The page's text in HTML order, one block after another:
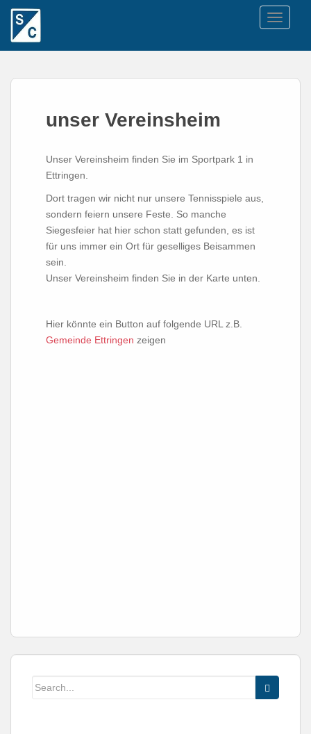
unser Vereinsheim
Unser Vereinsheim finden Sie im Sportpark 1 in
Ettringen.
Dort tragen wir nicht nur unsere Tennisspiele aus,
sondern feiern unsere Feste. So manche
Siegesfeier hat hier schon statt gefunden, es ist
für uns immer ein Ort für geselliges Beisammen
sein.
Unser Vereinsheim finden Sie in der Karte unten.
Hier könnte ein Button auf folgende URL z.B.
Gemeinde Ettringen zeigen